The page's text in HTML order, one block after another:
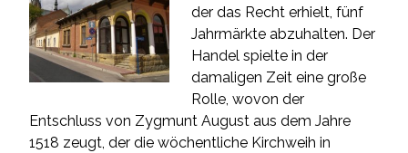
der das Recht erhielt, fünf
Jahrmärkte abzuhalten. Der
Handel spielte in der
damaligen Zeit eine große
Rolle, wovon der
Entschluss von Zygmunt August aus dem Jahre
1518 zeugt, der die wöchentliche Kirchweih in